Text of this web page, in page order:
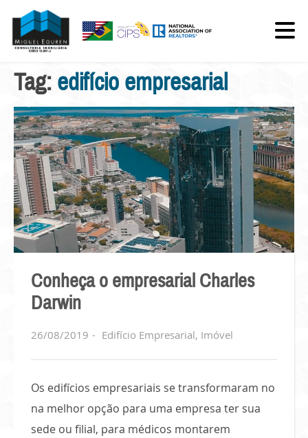
Tag: edifício empresarial
Conheça o empresarial Charles
Darwin
26/08/2019 Edifício Empresarial, Imóvel
Os edifícios empresariais se transformaram no
na melhor opção para uma empresa ter sua
sede ou filial, para médicos montarem